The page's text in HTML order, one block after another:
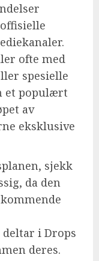
ofte med
spesielle
et populært
av
eksklusive
sjekk
da den
i Drops
deres.